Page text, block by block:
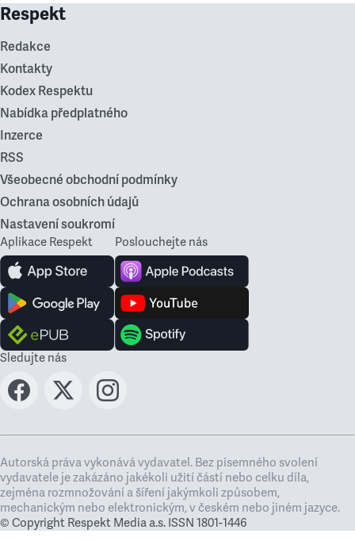
Respekt
Redakce
Kontakty
Kodex Respektu
Nabídka předplatného
Inzerce
RSS
Všeobecné obchodní podmínky
Ochrana osobních údajů
Nastavení soukromí
Aplikace Respekt Poslouchejte nás
Sledujte nás
Autorská práva vykonává vydavatel. Bez písemného svolení
vydavatele je zakázáno jakékoli užití částí nebo celku díla,
zejména rozmnožování a šíření jakýmkoli způsobem,
mechanickým nebo elektronickým, v českém nebo jiném jazyce.
© Copyright Respekt Media a.s. ISSN 1801-1446